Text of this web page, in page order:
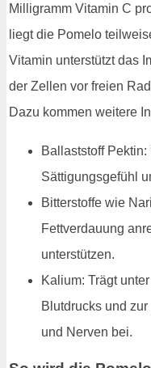
Milligramm Vitamin C
liegt die Pomelo
Vitamin unterstützt das
der Zellen vor freien
Dazu kommen weitere
Ballaststoff
Sättigungsgefühl
Bitterstoffe wie
Fettverdauung
unterstützen.
Kalium: Trägt
Blutdrucks und
und Nerven bei.